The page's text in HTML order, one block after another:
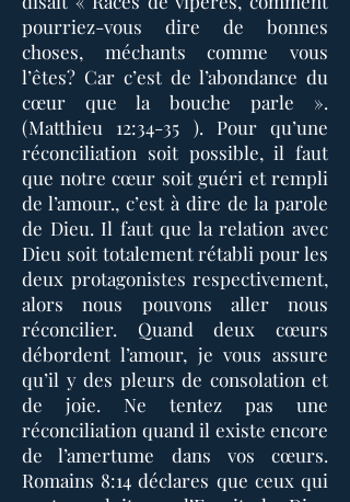
pourriez-vous dire de bonnes
choses, méchants comme vous
l’êtes? Car c’est de l’abondance du
cœur que la bouche parle ».
(Matthieu 12:34-35 ). Pour qu’une
réconciliation soit possible, il faut
que notre cœur soit guéri et rempli
de l’amour., c’est à dire de la parole
de Dieu. Il faut que la relation avec
Dieu soit totalement rétabli pour les
deux protagonistes respectivement,
alors nous pouvons aller nous
réconcilier. Quand deux cœurs
débordent l’amour, je vous assure
qu’il y des pleurs de consolation et
de joie. Ne tentez pas une
réconciliation quand il existe encore
de l’amertume dans vos cœurs.
Romains 8:14 déclares que ceux qui